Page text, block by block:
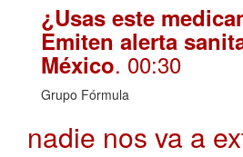
¿Usas este
Emiten alerta
México. 00:30
Grupo Fórmula
nadie nos va a